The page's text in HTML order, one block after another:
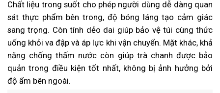
Chất liệu trong suốt cho phép người dùng dễ dàng quan
sát thực phẩm bên trong, độ bóng láng tạo cảm giác
sang trọng. Còn tính dẻo dai giúp bảo vệ túi cùng thức
uống khỏi va đập và áp lực khi vận chuyển. Mặt khác, khả
năng chống thấm nước còn giúp trà chanh được bảo
quản trong điều kiện tốt nhất, không bị ảnh hưởng bởi
độ ẩm bên ngoài.